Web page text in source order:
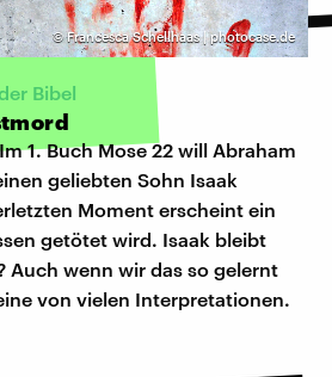
©Francesca Schellhaas | photocase.de
Bibel
1. Buch Mose 22 will Abraham
geliebten Sohn Isaak
Moment erscheint ein
getötet wird. Isaak bleibt
Auch wenn wir das so gelernt
von vielen Interpretationen.